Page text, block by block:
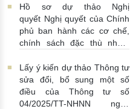
Hồ sơ dự thảo Nghị
quyết Nghị quyết của Chính
phủ ban hành các cơ chế,
chính sách đặc thù nhằm
pháp luật về phòng, chống
rửa tiền nhằm đáp ứng yêu
cầu cấp bách trong thực
hiện cam kết quốc tế về trao
Lấy ý kiến dự thảo Thông tư
sửa đổi, bổ sung một số
điều của Thông tư số
04/2025/TT-NHNN ngày